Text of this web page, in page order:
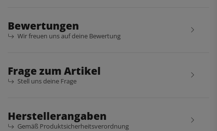
Bewertungen
Wir freuen uns auf deine Bewertung
Frage zum Artikel
Stell uns deine Frage
Herstellerangaben
Gemäß Produktsicherheitsverordnung